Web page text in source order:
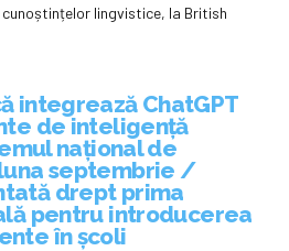
cunoștințelor lingvistice, la British
integrează ChatGPT
de inteligență
național de
septembrie /
drept prima
pentru introducerea
în școli